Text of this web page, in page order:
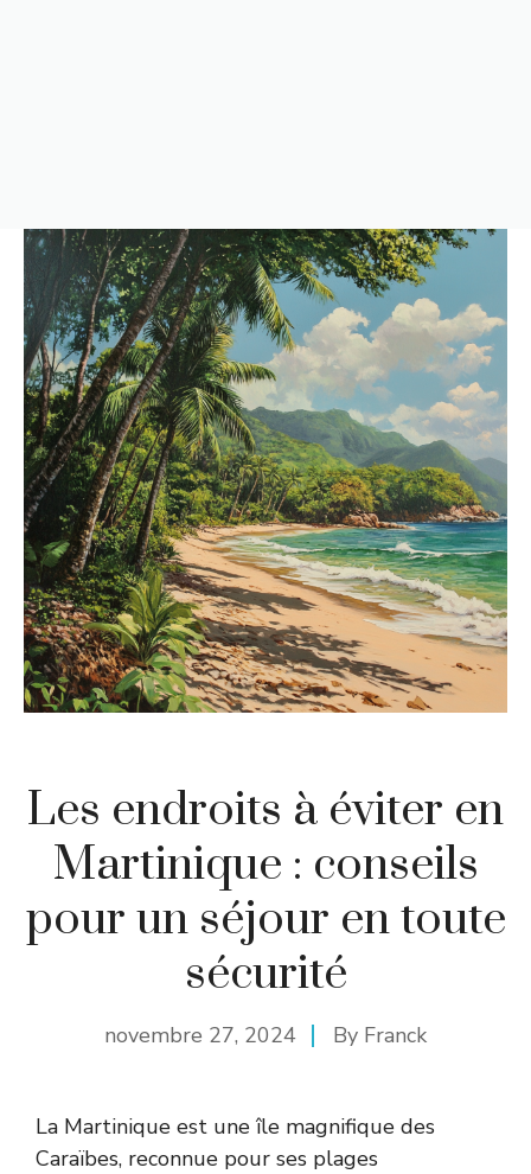
Les endroits à éviter en
Martinique : conseils
pour un séjour en toute
sécurité
novembre 27, 2024 By Franck
La Martinique est une île magnifique des
Caraïbes, reconnue pour ses plages